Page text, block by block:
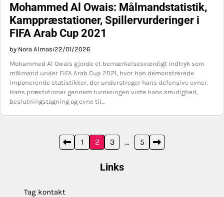
Mohammed Al Owais: Målmandstatistik,
Kamppræstationer, Spillervurderinger i
FIFA Arab Cup 2021
by Nora Almasi22/01/2026
Mohammed Al Owais gjorde et bemærkelsesværdigt indtryk som
målmand under FIFA Arab Cup 2021, hvor han demonstrerede
imponerende statistikker, der understreger hans defensive evner.
Hans præstationer gennem turneringen viste hans smidighed,
beslutningstagning og evne til…
1 2 3 … 5
Links
Tag kontakt